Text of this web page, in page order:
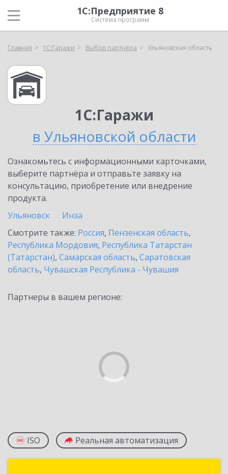
1С:Предприятие 8
Система программ
Главная 1С:Гаражи Выбор партнёра Ульяновская область
1С:Гаражи
в Ульяновской области
Ознакомьтесь с информационными карточками,
выберите партнёра и отправьте заявку на
консультацию, приобретение или внедрение
продукта.
Ульяновск
Инза
Смотрите также: Россия, Пензенская область,
Республика Мордовия, Республика Татарстан
(Татарстан), Самарская область, Саратовская
область, Чувашская Республика - Чувашия
Партнеры в вашем регионе:
ISO Реальная автоматизация